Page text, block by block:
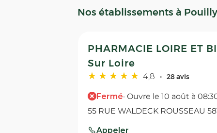
Nos établissements à
PHARMACIE LOIRE ET
Sur Loire
4,8 28 avis
Fermé· Ouvre le 10 août à
55 RUE WALDECK ROUSSEAU
Appeler